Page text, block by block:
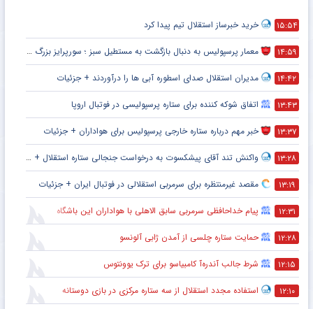
۱۵:۵۴ خرید خبرساز استقلال تیم پیدا کرد
۱۴:۵۹ معمار پرسپولیس به دنبال بازگشت به مستطیل سبز ؛ سورپرایز بزرگ در راه است ؟ + جزئیات
۱۴:۴۲ مدیران استقلال صدای اسطوره آبی ها را درآوردند + جزئیات
۱۳:۴۳ اتفاق شوکه کننده برای ستاره پرسپولیسی در فوتبال اروپا
۱۳:۳۷ خبر مهم درباره ستاره خارجی پرسپولیس برای هواداران + جزئیات
۱۳:۲۸ واکنش تند آقای پیشکسوت به درخواست جنجالی ستاره استقلال + جزئیات
۱۳:۱۹ مقصد غیرمنتظره برای سرمربی استقلالی در فوتبال ایران + جزئیات
۱۲:۳۱ پیام خداحافظی سرمربی سابق الاهلی با هواداران این باشگاه
۱۲:۲۸ حمایت ستاره چلسی از آمدن ژابی آلونسو
۱۲:۱۵ شرط جالب آندره‌آ کامبیاسو برای ترک یوونتوس
۱۲:۱۰ استفاده مجدد استقلال از سه ستاره مرکزی در بازی دوستانه